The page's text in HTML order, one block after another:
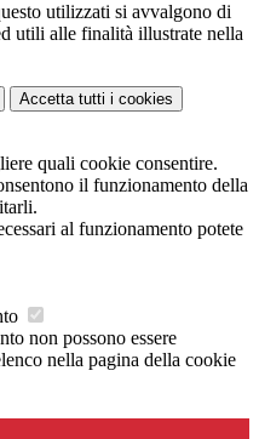
utilizzati si avvalgono di
utili alle finalità illustrate nella
Accetta tutti i cookies
quali cookie consentire.
il funzionamento della
al funzionamento potete
non possono essere
nella pagina della cookie